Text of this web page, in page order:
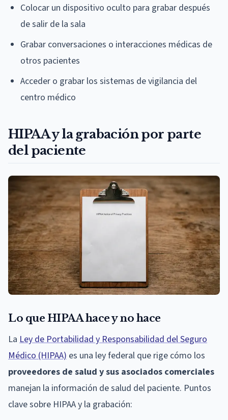
Colocar un dispositivo oculto para grabar después
de salir de la sala
Grabar conversaciones o interacciones médicas de
otros pacientes
Acceder o grabar los sistemas de vigilancia del
centro médico
HIPAA y la grabación por parte
del paciente
Lo que HIPAA hace y no hace
La Ley de Portabilidad y Responsabilidad del Seguro
Médico (HIPAA) es una ley federal que rige cómo los
proveedores de salud y sus asociados comerciales
manejan la información de salud del paciente. Puntos
clave sobre HIPAA y la grabación: